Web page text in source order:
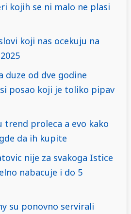
kojih se ni malo ne plasi
koji nas ocekuju na
duze od dve godine
posao koji je toliko pipav
trend proleca a evo kako
da ih kupite
nije za svakoga Istice
nabacuje i do 5
su ponovno servirali